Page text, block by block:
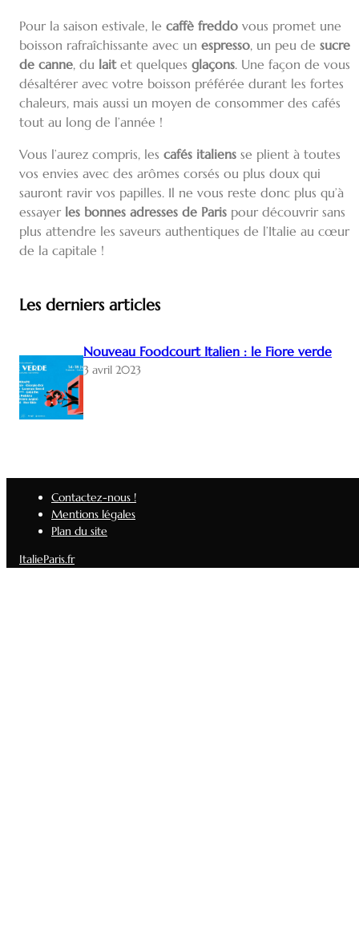
Les derniers articles
Nouveau Foodcourt Italien : le Fiore verde
3 avril 2023
Pour la saison estivale, le caffè freddo vous promet une
boisson rafraîchissante avec un espresso, un peu de sucre
de canne, du laitet quelques glaçons. Une façon de vous
désaltérer avec votre boisson préférée durant les fortes
chaleurs, mais aussi un moyen de consommer des cafés
tout au long de l’année !
Vous l’aurez compris, les cafés italiens se plient à toutes
vos envies avec des arômes corsés ou plus doux qui
sauront ravir vos papilles. Il ne vous reste donc plus qu’à
essayer les bonnes adresses de Paris pour découvrir sans
plus attendre les saveurs authentiques de l’Italie au cœur
de la capitale !
Contactez-nous !
Mentions légales
Plan du site
ItalieParis.fr